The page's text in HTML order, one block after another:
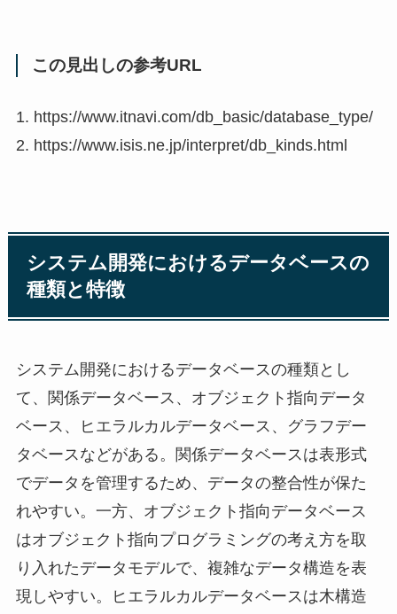
この見出しの参考URL
1. https://www.itnavi.com/db_basic/database_type/
2. https://www.isis.ne.jp/interpret/db_kinds.html
システム開発におけるデータベースの
種類と特徴
システム開発におけるデータベースの種類とし
て、関係データベース、オブジェクト指向データ
ベース、ヒエラルカルデータベース、グラフデー
タベースなどがある。関係データベースは表形式
でデータを管理するため、データの整合性が保た
れやすい。一方、オブジェクト指向データベース
はオブジェクト指向プログラミングの考え方を取
り入れたデータモデルで、複雑なデータ構造を表
現しやすい。ヒエラルカルデータベースは木構造